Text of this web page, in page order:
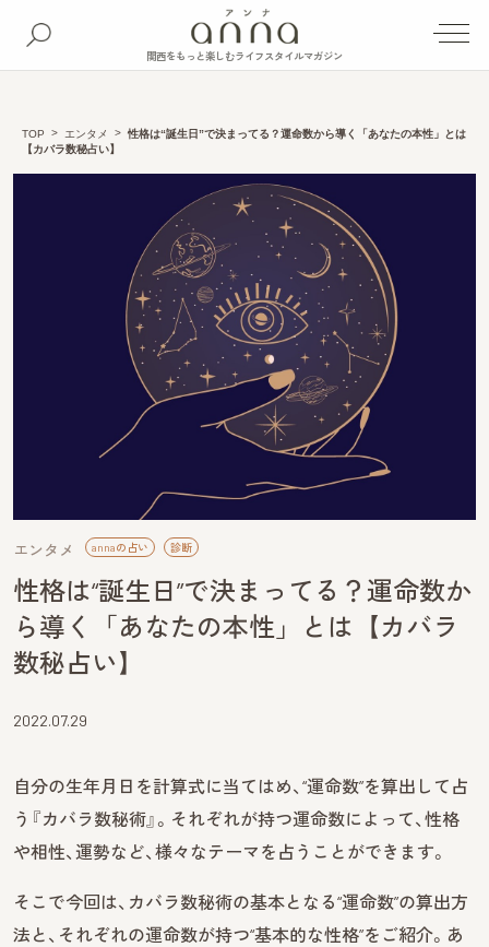
関西をもっと楽しむライフスタイルマガジン
TOP エンタメ
性格は“誕生日”で決まってる？運命数から導く「あなたの本性」とは
【カバラ数秘占い】
エンタメ annaの占い 診断
性格は“誕生日”で決まってる？運命数か
ら導く「あなたの本性」とは【カバラ
数秘占い】
2022.07.29
自分の生年月日を計算式に当てはめ、“運命数”を算出して占
う『カバラ数秘術』。それぞれが持つ運命数によって、性格
や相性、運勢など、様々なテーマを占うことができます。
そこで今回は、カバラ数秘術の基本となる“運命数”の算出方
法と、それぞれの運命数が持つ“基本的な性格”をご紹介。あ